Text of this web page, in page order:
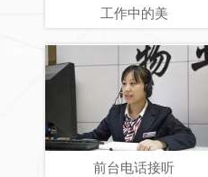
工作中的美
前台电话接听